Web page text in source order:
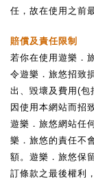
任，故在使用之前
賠償及責任限制
若你在使用遊樂．
令遊樂．旅悠招致
出、毀壞及費用 (包
因使用本網站而招
遊樂．旅悠網站任
樂．旅悠的責任不
額。遊樂．旅悠保
訂條款之最後權利